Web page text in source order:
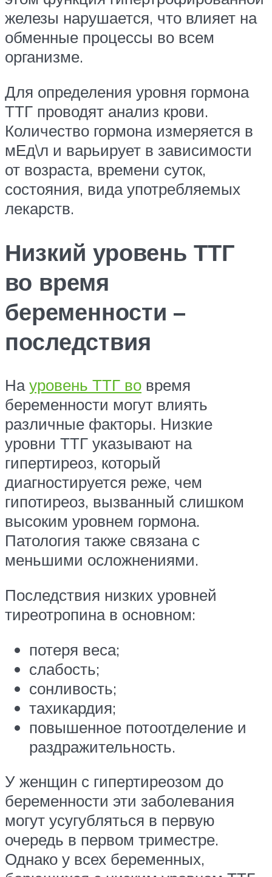
железы нарушается, что влияет на
обменные процессы во всем
организме.
Для определения уровня гормона
ТТГ проводят анализ крови.
Количество гормона измеряется в
мЕд\л и варьирует в зависимости
от возраста, времени суток,
состояния, вида употребляемых
лекарств.
Низкий уровень ТТГ
во время
беременности –
последствия
Науровень ТТГ во время
беременности могут влиять
различные факторы. Низкие
уровни ТТГ указывают на
гипертиреоз, который
диагностируется реже, чем
гипотиреоз, вызванный слишком
высоким уровнем гормона.
Патология также связана с
меньшими осложнениями.
Последствия низких уровней
тиреотропина в основном:
потеря веса;
слабость;
сонливость;
тахикардия;
повышенное потоотделение и
раздражительность.
У женщин с гипертиреозом до
беременности эти заболевания
могут усугубляться в первую
очередь в первом триместре.
Однако у всех беременных,